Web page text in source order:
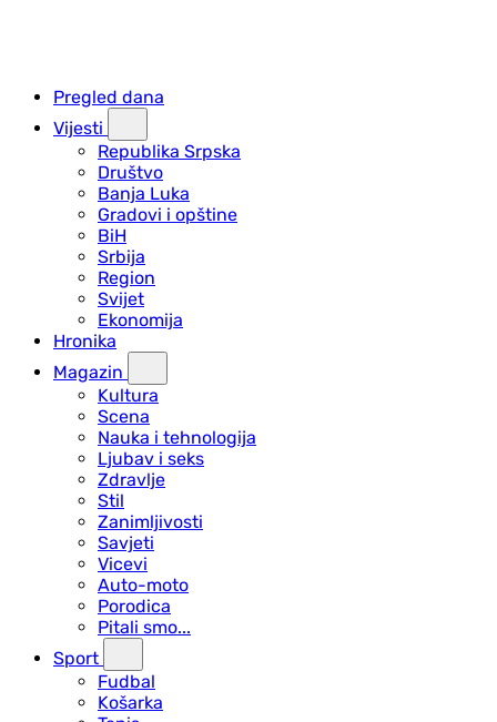
Pregled dana
Vijesti
Republika Srpska
Društvo
Banja Luka
Gradovi i opštine
BiH
Srbija
Region
Svijet
Ekonomija
Hronika
Magazin
Kultura
Scena
Nauka i tehnologija
Ljubav i seks
Zdravlje
Stil
Zanimljivosti
Savjeti
Vicevi
Auto-moto
Porodica
Pitali smo...
Sport
Fudbal
Košarka